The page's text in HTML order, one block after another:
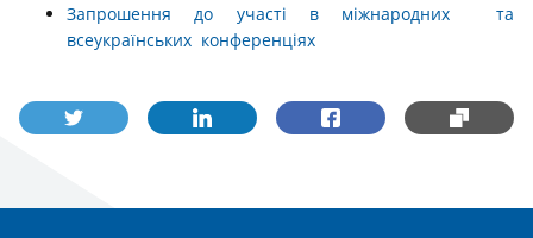
Запрошення до участі в міжнародних та
всеукраїнських конференціях